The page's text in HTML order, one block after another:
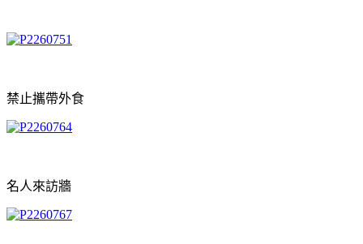
禁止攜帶外食
名人來訪牆